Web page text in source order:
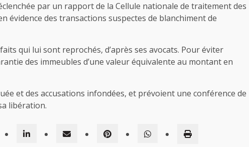
par un rapport de la Cellule nationale de traitement des
évidence des transactions suspectes de blanchiment de
qui lui sont reprochés, d’après ses avocats. Pour éviter
des immeubles d’une valeur équivalente au montant en
et des accusations infondées, et prévoient une conférence de
libération.